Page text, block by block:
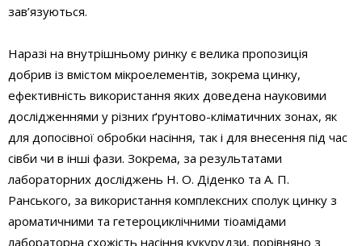
зав’язуються.
Наразі на внутрішньому ринку є велика пропозиція
добрив із вмістом мікроелементів, зокрема цинку,
ефективність використання яких доведена науковими
дослідженнями у різних ґрунтово-­кліматичних зонах, як
для допосівної обробки насіння, так і для внесення під час
сівби чи в інші фази. Зокрема, за результатами
лабораторних досліджень Н. О. Діденко та А. П.
Ранського, за використання комплексних сполук цинку з
ароматичними та гетероциклічними тіоамідами
лабораторна схожість насіння кукурудзи, порівняно з